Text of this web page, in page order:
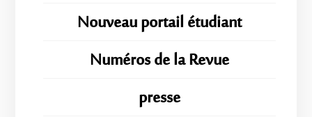
Nouveau portail étudiant
Numéros de la Revue
presse